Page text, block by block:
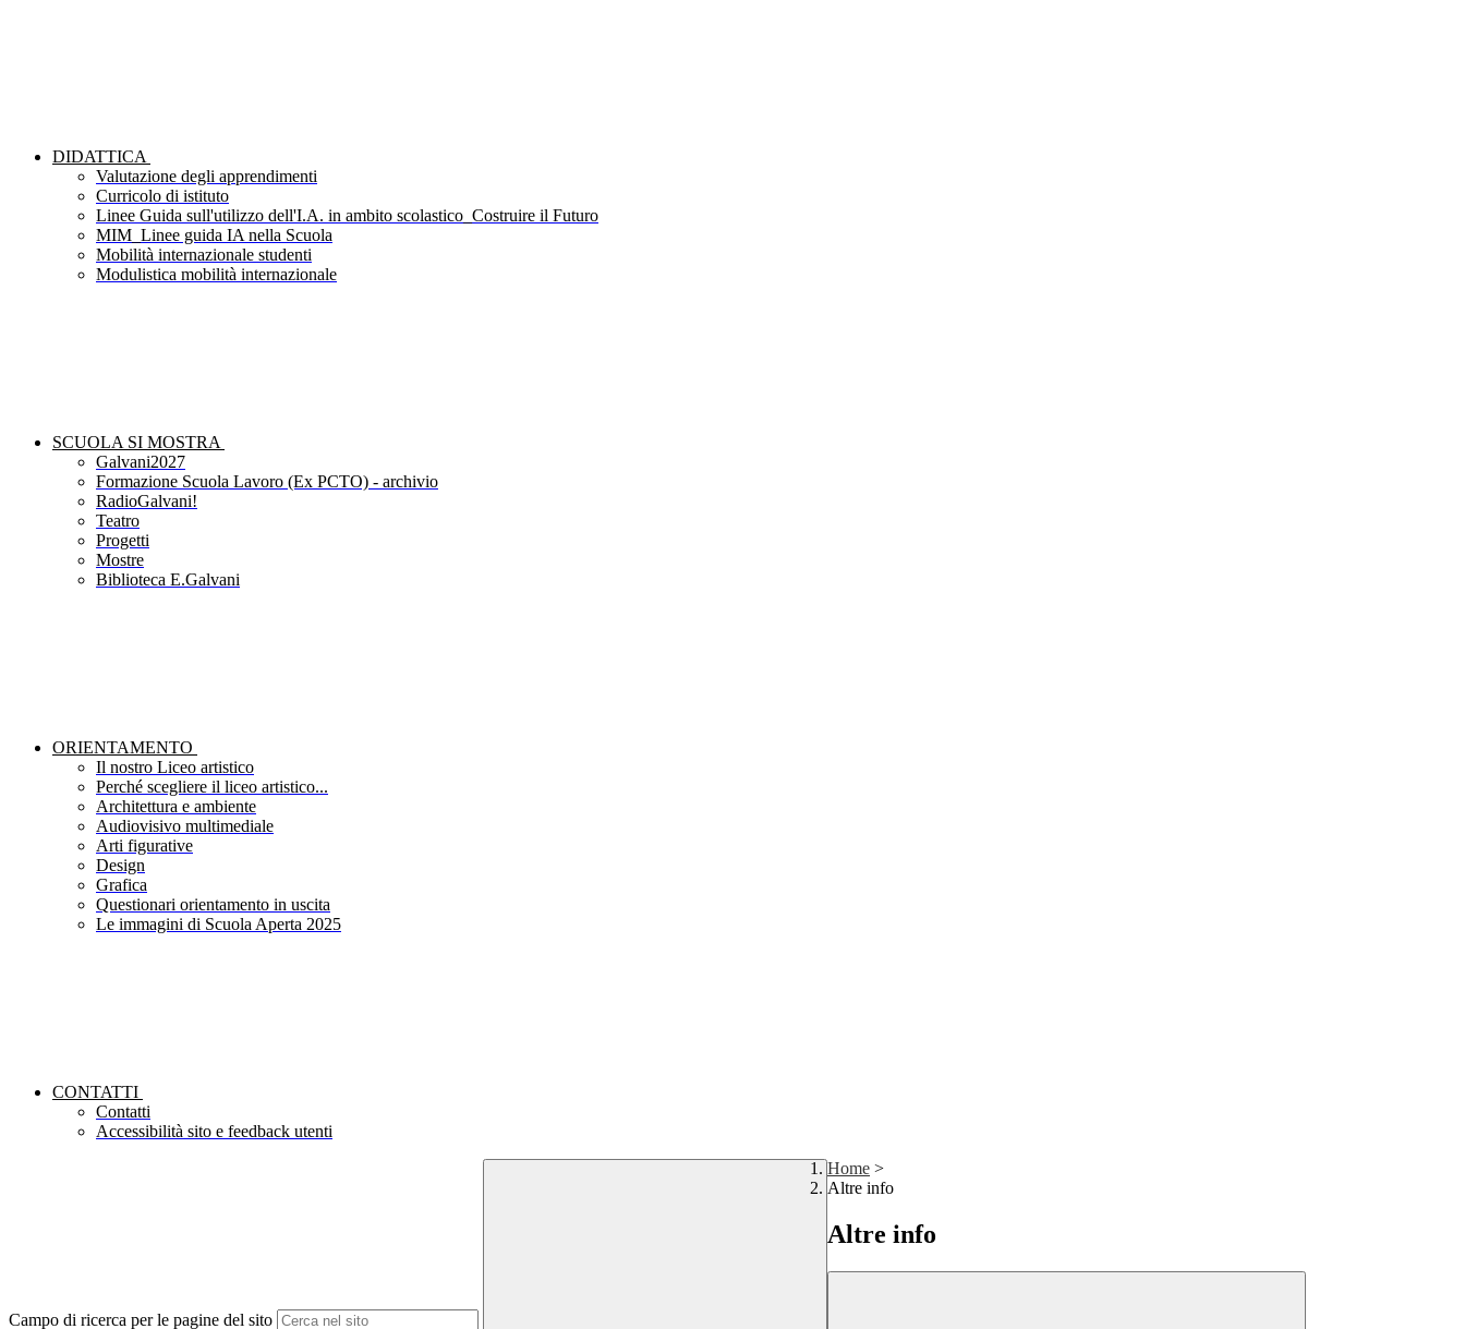
DIDATTICA
Valutazione degli apprendimenti
Curricolo di istituto
Linee Guida sull'utilizzo dell'I.A. in ambito scolastico_Costruire il Futuro
MIM_Linee guida IA nella Scuola
Mobilità internazionale studenti
Modulistica mobilità internazionale
SCUOLA SI MOSTRA
Galvani2027
Formazione Scuola Lavoro (Ex PCTO) - archivio
RadioGalvani!
Teatro
Progetti
Mostre
Biblioteca E.Galvani
ORIENTAMENTO
Il nostro Liceo artistico
Perché scegliere il liceo artistico...
Architettura e ambiente
Audiovisivo multimediale
Arti figurative
Design
Grafica
Questionari orientamento in uscita
Le immagini di Scuola Aperta 2025
CONTATTI
Contatti
Accessibilità sito e feedback utenti
Campo di ricerca per le pagine del sito
Home >
Altre info
Altre info